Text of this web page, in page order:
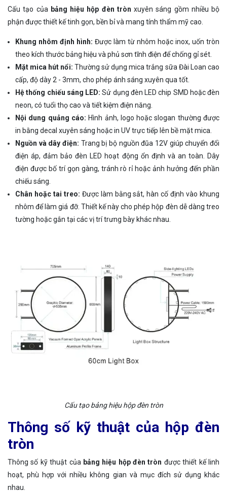
Cấu tạo của bảng hiệu hộp đèn tròn xuyên sáng gồm nhiều bộ
phận được thiết kế tinh gọn, bền bỉ và mang tính thẩm mỹ cao.
Khung nhôm định hình: Được làm từ nhôm hoặc inox, uốn tròn
theo kích thước bảng hiệu và phủ sơn tĩnh điện để chống gỉ sét.
Mặt mica hút nổi: Thường sử dụng mica trắng sữa Đài Loan cao
cấp, độ dày 2 - 3mm, cho phép ánh sáng xuyên qua tốt.
Hệ thống chiếu sáng LED: Sử dụng đèn LED chip SMD hoặc đèn
neon, có tuổi thọ cao và tiết kiệm điện năng.
Nội dung quảng cáo: Hình ảnh, logo hoặc slogan thường được
in bằng decal xuyên sáng hoặc in UV trực tiếp lên bề mặt mica.
Nguồn và dây điện: Trang bị bộ nguồn đũa 12V giúp chuyển đổi
điện áp, đảm bảo đèn LED hoạt động ổn định và an toàn. Dây
điện được bố trí gọn gàng, tránh rò rỉ hoặc ảnh hưởng đến phần
chiếu sáng.
Chân hoặc tai treo: Được làm bằng sắt, hàn cố định vào khung
nhôm để làm giá đỡ. Thiết kế này cho phép hộp đèn dễ dàng treo
tường hoặc gắn tại các vị trí trưng bày khác nhau.
Cấu tạo bảng hiệu hộp đèn tròn
Thông số kỹ thuật của hộp đèn
tròn
Thông số kỹ thuật của bảng hiệu hộp đèn tròn được thiết kế linh
hoạt, phù hợp với nhiều không gian và mục đích sử dụng khác
nhau.